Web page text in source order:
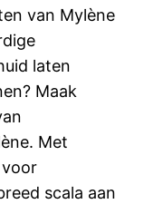
van Mylène
laten
Maak
Met
voor
scala aan